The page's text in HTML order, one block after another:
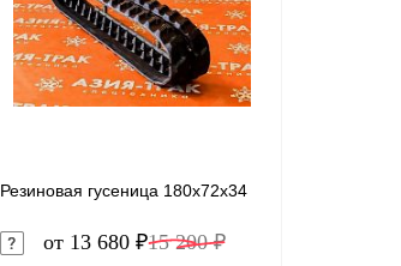
Резиновая гусеница 180x72x34
от 13 680 ₽15 200 ₽